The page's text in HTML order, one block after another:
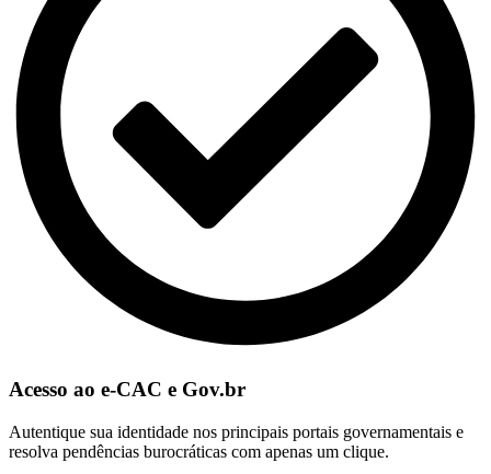
Acesso ao e-CAC e Gov.br
Autentique sua identidade nos principais portais governamentais e
resolva pendências burocráticas com apenas um clique.